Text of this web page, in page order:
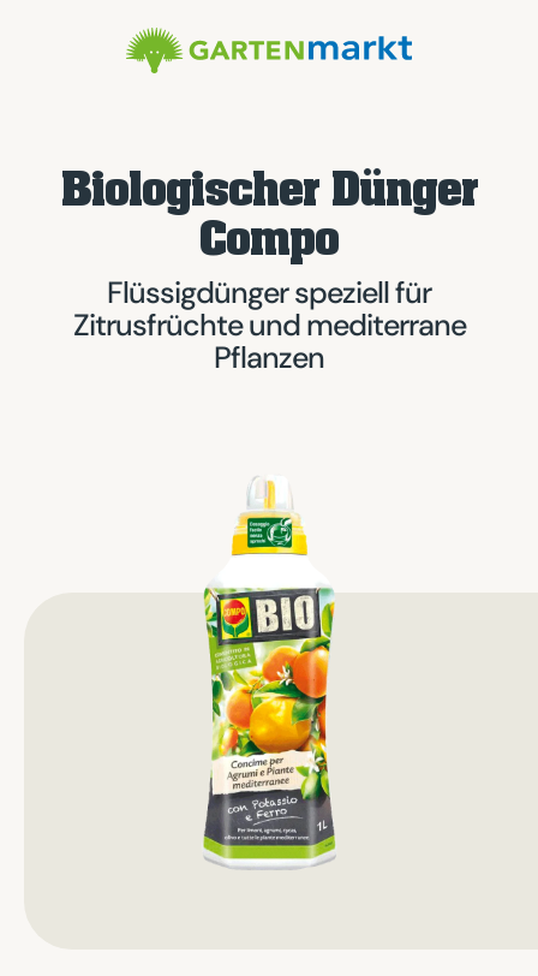
Biologischer Dünger
Compo
Flüssigdünger speziell für
Zitrusfrüchte und mediterrane
Pflanzen